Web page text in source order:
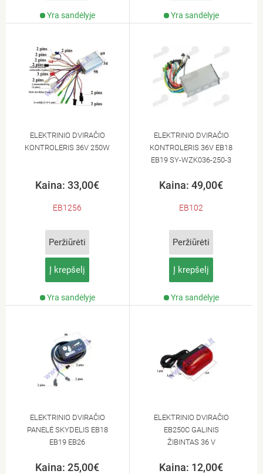
Yra sandėlyje Yra sandėlyje
ELEKTRINIO DVIRAČIO
KONTROLERIS 36V 250W
Kaina: 33,00€
EB1256
Peržiūrėti
Į krepšelį
Yra sandėlyje
ELEKTRINIO DVIRAČIO
KONTROLERIS 36V EB18
EB19 SY-WZK036-250-3
Kaina: 49,00€
EB102
Peržiūrėti
Į krepšelį
Yra sandėlyje
ELEKTRINIO DVIRAČIO
PANELĖ SKYDELIS EB18
EB19 EB26
Kaina: 25,00€
ELEKTRINIO DVIRAČIO
EB250C GALINIS
ŽIBINTAS 36 V
Kaina: 12,00€